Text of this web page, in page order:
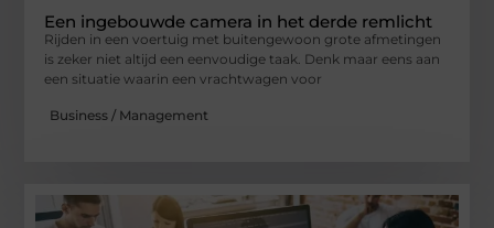
Een ingebouwde camera in het derde remlicht
Rijden in een voertuig met buitengewoon grote afmetingen
is zeker niet altijd een eenvoudige taak. Denk maar eens aan
een situatie waarin een vrachtwagen voor
Business / Management